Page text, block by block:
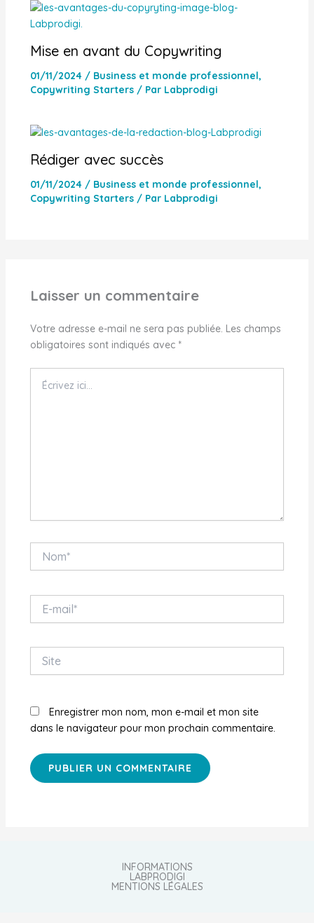
Mise en avant du Copywriting
01/11/2024 / Business et monde professionnel,
Copywriting Starters/ Par Labprodigi
Rédiger avec succès
01/11/2024 / Business et monde professionnel,
Copywriting Starters/ Par Labprodigi
Laisser un commentaire
Votre adresse e-mail ne sera pas publiée. Les champs
obligatoires sont indiqués avec *
ici…
mail*
Enregistrer mon nom, mon e-mail et mon site
dans le navigateur pour mon prochain commentaire.
INFORMATIONS
LABPRODIGI
MENTIONS LÉGALES